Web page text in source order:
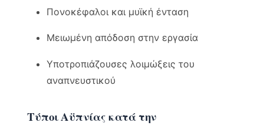
Πονοκέφαλοι και μυϊκή ένταση
Μειωμένη απόδοση στην εργασία
Υποτροπιάζουσες λοιμώξεις του
αναπνευστικού
Τύποι Αϋπνίας κατά την